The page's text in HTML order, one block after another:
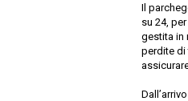
Il
su 24,
gestita in
perdite di